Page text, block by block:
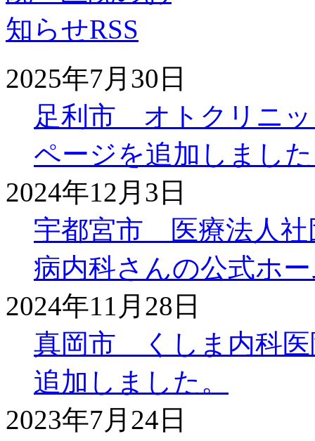
2025年7月30日
足利市 オトクリニッ
ページを追加しまし
2024年12月3日
宇都宮市 医療法人社
病内科さんの公式ホ
2024年11月28日
真岡市 くしま内科医
追加しました。
2023年7月24日